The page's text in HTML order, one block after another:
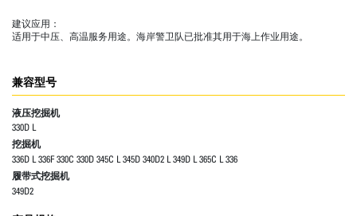
建议应用：
适用于中压、高温服务用途。海岸警卫队已批准其用于海上作业用途。
兼容型号
液压挖掘机
330D L
挖掘机
336D L 336F 330C 330D 345C L 345D 340D2 L 349D L 365C L 336
履带式挖掘机
349D2